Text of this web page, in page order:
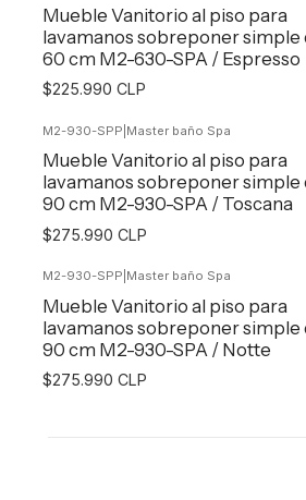
Mueble Vanitorio al piso para
lavamanos sobreponer simple
60 cm M2-630-SPA / Espresso
$225.990 CLP
M2-930-SPP Master baño Spa
Mueble Vanitorio al piso para
lavamanos sobreponer simple
90 cm M2-930-SPA / Toscana
$275.990 CLP
M2-930-SPP Master baño Spa
Mueble Vanitorio al piso para
lavamanos sobreponer simple
90 cm M2-930-SPA / Notte
$275.990 CLP